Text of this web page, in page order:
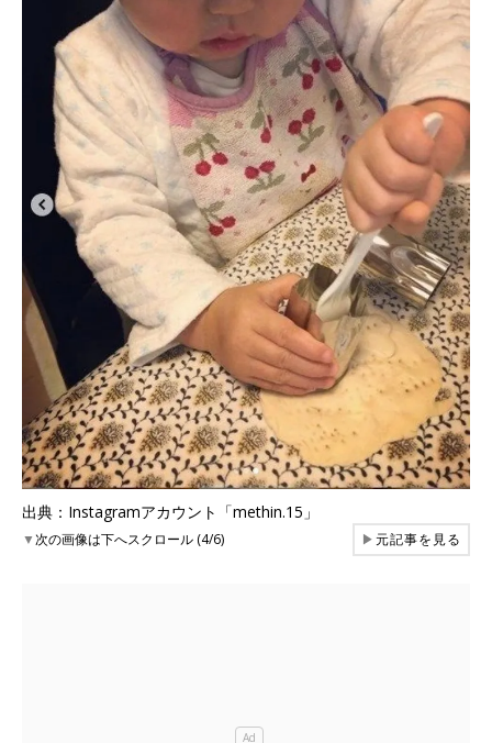
出典：Instagramアカウント「methin.15」
▼次の画像は下へスクロール (4/6) ▶元記事を見る